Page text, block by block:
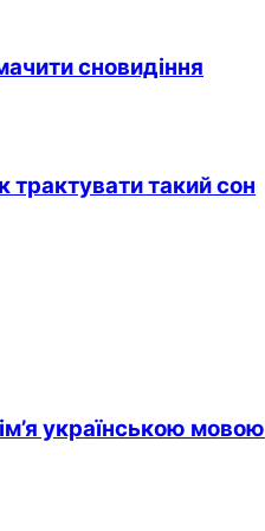
сновидіння
трактувати такий сон
українською мовою